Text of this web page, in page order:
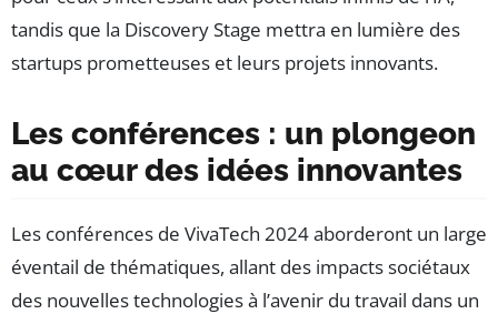
tandis que la Discovery Stage mettra en lumière des
startups prometteuses et leurs projets innovants.
Les conférences : un plongeon
au cœur des idées innovantes
Les conférences de VivaTech 2024 aborderont un large
éventail de thématiques, allant des impacts sociétaux
des nouvelles technologies à l’avenir du travail dans un